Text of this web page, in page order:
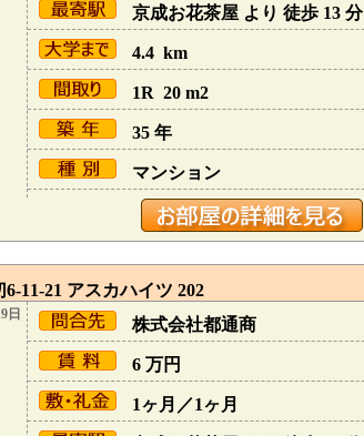
京成お花茶屋 より 徒歩 13 分
4.4 km
1R 20 m2
35 年
マンション
11-21 アスカハイツ 202
日
株式会社都通商
6 万円
1ヶ月／1ヶ月